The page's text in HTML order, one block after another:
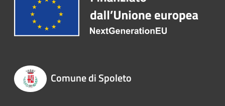
Comune di Spoleto